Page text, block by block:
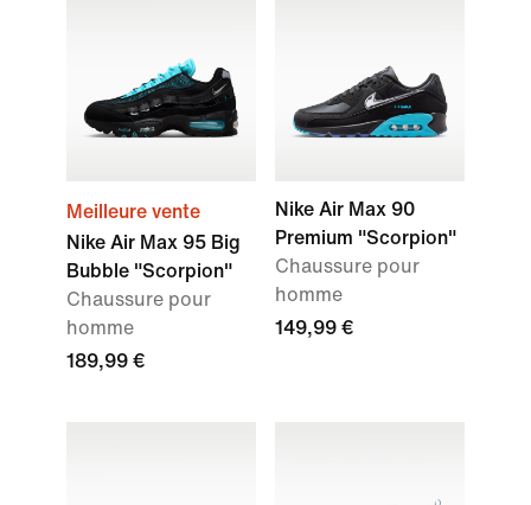
Meilleure vente
Nike Air Max 95 Big
Bubble "Scorpion"
Chaussure pour
homme
189,99 €
Nike Air Max 90
Premium "Scorpion"
Chaussure pour
homme
149,99 €